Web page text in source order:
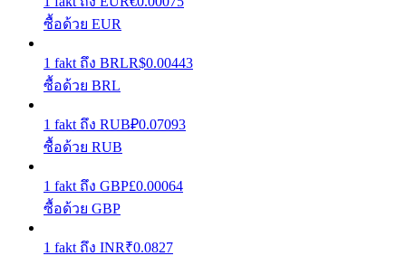
ซื้อด้วย EUR
1 fakt ถึง BRLR$0.00443
ซื้อด้วย BRL
1 fakt ถึง RUB₽0.07093
ซื้อด้วย RUB
1 fakt ถึง GBP£0.00064
ซื้อด้วย GBP
1 fakt ถึง INR₹0.0827